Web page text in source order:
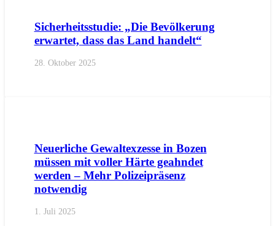
Sicherheitsstudie: „Die Bevölkerung
erwartet, dass das Land handelt“
28. Oktober 2025
Neuerliche Gewaltexzesse in Bozen
müssen mit voller Härte geahndet
werden – Mehr Polizeipräsenz
notwendig
1. Juli 2025